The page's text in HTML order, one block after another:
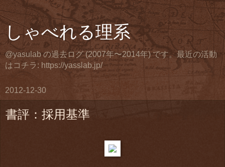
しゃべれる理系
@yasulab の過去ログ (2007年〜2014年) です。最近の活動
はコチラ: https://yasslab.jp/
2012-12-30
書評：採用基準